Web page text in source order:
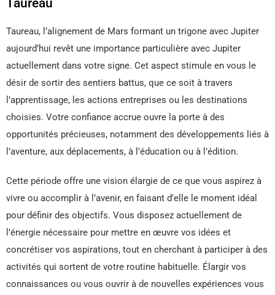
Taureau
Taureau, l’alignement de Mars formant un trigone avec Jupiter
aujourd’hui revêt une importance particulière avec Jupiter
actuellement dans votre signe. Cet aspect stimule en vous le
désir de sortir des sentiers battus, que ce soit à travers
l’apprentissage, les actions entreprises ou les destinations
choisies. Votre confiance accrue ouvre la porte à des
opportunités précieuses, notamment des développements liés à
l’aventure, aux déplacements, à l’éducation ou à l’édition.
Cette période offre une vision élargie de ce que vous aspirez à
vivre ou accomplir à l’avenir, en faisant d’elle le moment idéal
pour définir des objectifs. Vous disposez actuellement de
l’énergie nécessaire pour mettre en œuvre vos idées et
concrétiser vos aspirations, tout en cherchant à participer à des
activités qui sortent de votre routine habituelle. Élargir vos
connaissances ou vous ouvrir à de nouvelles expériences vous